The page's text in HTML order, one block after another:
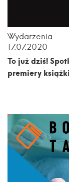
Wydarzenia
17.07.2020
To już dziś!
premiery